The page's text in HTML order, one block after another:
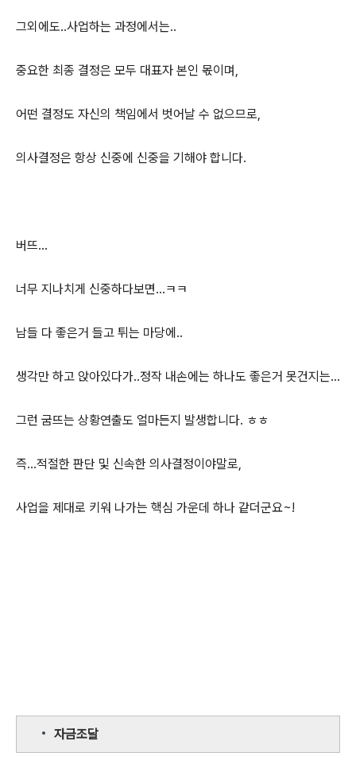
그외에도..사업하는 과정에서는..
중요한 최종 결정은 모두 대표자 본인 몫이며,
어떤 결정도 자신의 책임에서 벗어날 수 없으므로,
의사결정은 항상 신중에 신중을 기해야 합니다.
버뜨...
너무 지나치게 신중하다보면...ㅋㅋ
남들 다 좋은거 들고 튀는 마당에..
생각만 하고 앉아있다가..정작 내손에는 하나도 좋은거 못건지는...
그런 굼뜨는 상황연출도 얼마든지 발생합니다. ㅎㅎ
즉...적절한 판단 및 신속한 의사결정이야말로,
사업을 제대로 키워 나가는 핵심 가운데 하나 같더군요~!
자금조달